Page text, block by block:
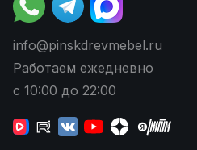
info@pinskdrevmebel.ru
Работаем ежедневно
с 10:00 до 22:00